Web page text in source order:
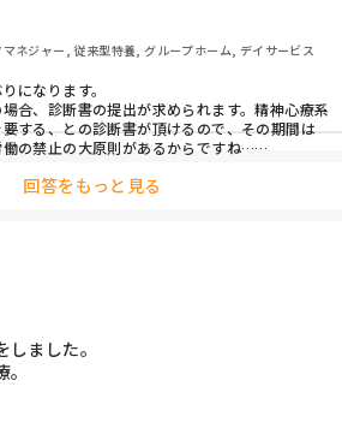
ネジャー, 従来型特養, グループホーム, デイサービス
になります。
合、診断書の提出が求められます。精神心療系
する、との診断書が頂けるので、その期間は
の禁止の大原則があるからですね…
さると思いますし、数日数週間休んで、やはり
くれる法人か、は聞いてみないとさ分からな
それなら、辞めて頂きます」の回答も珍しくあ
回答をもっと見る
ました。
動悸と涙が。